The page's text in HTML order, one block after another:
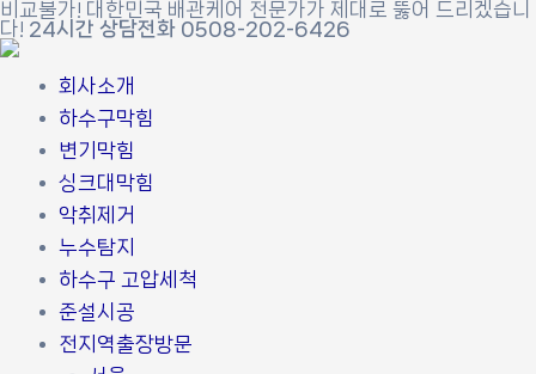
콘
텐
비교불가! 대한민국 배관케어 전문가가 제대로 뚫어 드리겠습니
다! 24시간 상담전화 0508-202-6426
회사소개
하수구막힘
변기막힘
싱크대막힘
악취제거
누수탐지
하수구 고압세척
준설시공
전지역출장방문
포
스